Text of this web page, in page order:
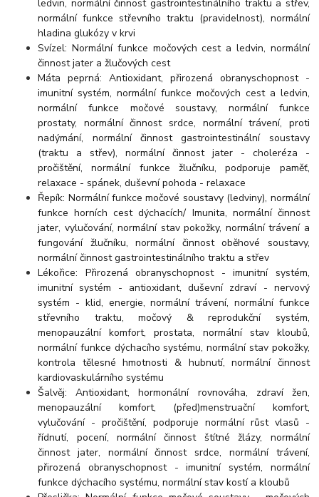
ledvin, normální činnost gastrointestinálního traktu a střev,
normální funkce střevního traktu (pravidelnost), normální
hladina glukózy v krvi
Svízel: Normální funkce močových cest a ledvin, normální
činnost jater a žlučových cest
Máta peprná: Antioxidant, přirozená obranyschopnost -
imunitní systém, normální funkce močových cest a ledvin,
normální funkce močové soustavy, normální funkce
prostaty, normální činnost srdce, normální trávení, proti
nadýmání, normální činnost gastrointestinální soustavy
(traktu a střev), normální činnost jater - choleréza -
pročištění, normální funkce žlučníku, podporuje paměť,
relaxace - spánek, duševní pohoda - relaxace
Řepík: Normální funkce močové soustavy (ledviny), normální
funkce horních cest dýchacích/ Imunita, normální činnost
jater, vylučování, normální stav pokožky, normální trávení a
fungování žlučníku, normální činnost oběhové soustavy,
normální činnost gastrointestinálního traktu a střev
Lékořice: Přirozená obranyschopnost - imunitní systém,
imunitní systém - antioxidant, duševní zdraví - nervový
systém - klid, energie, normální trávení, normální funkce
střevního traktu, močový & reprodukční systém,
menopauzální komfort, prostata, normální stav kloubů,
normální funkce dýchacího systému, normální stav pokožky,
kontrola tělesné hmotnosti & hubnutí, normální činnost
kardiovaskulárního systému
Šalvěj: Antioxidant, hormonální rovnováha, zdraví žen,
menopauzální komfort, (před)menstruační komfort,
vylučování - pročištění, podporuje normální růst vlasů -
řídnutí, pocení, normální činnost štítné žlázy, normální
činnost jater, normální činnost srdce, normální trávení,
přirozená obranyschopnost - imunitní systém, normální
funkce dýchacího systému, normální stav kostí a kloubů